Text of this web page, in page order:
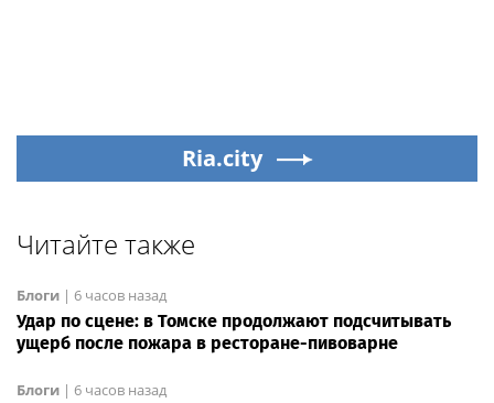
Ria.city
Читайте также
Блоги | 6 часов назад
Удар по сцене: в Томске продолжают подсчитывать
ущерб после пожара в ресторане-пивоварне
Блоги | 6 часов назад